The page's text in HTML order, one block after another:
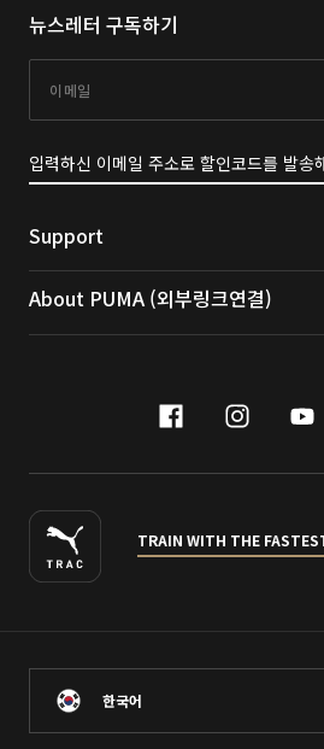
뉴스레터 구독하기
입력하신 이메일 주소로 할인코드를 발송
Support
About PUMA (외부링크연결)
facebook
TRAIN WITH THE
한국어